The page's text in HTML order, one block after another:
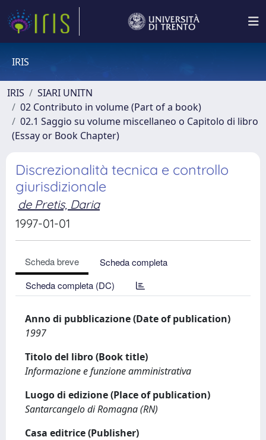
IRIS
IRIS
SIARI UNITN
02 Contributo in volume (Part of a book)
02.1 Saggio su volume miscellaneo o Capitolo di libro
(Essay or Book Chapter)
Discrezionalità tecnica e controllo
giurisdizionale
de Pretis, Daria
1997-01-01
Scheda breve
Scheda completa
Scheda completa (DC)
Anno di pubblicazione (Date of publication)
1997
Titolo del libro (Book title)
Informazione e funzione amministrativa
Luogo di edizione (Place of publication)
Santarcangelo di Romagna (RN)
Casa editrice (Publisher)